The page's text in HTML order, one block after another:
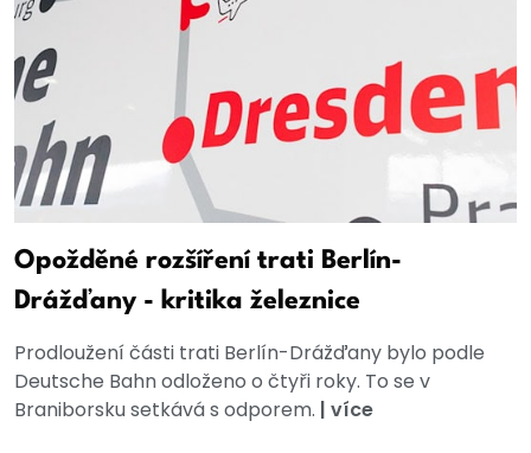
Opožděné rozšíření trati Berlín-
Drážďany - kritika železnice
Prodloužení části trati Berlín-Drážďany bylo podle
Deutsche Bahn odloženo o čtyři roky. To se v
Braniborsku setkává s odporem. | více